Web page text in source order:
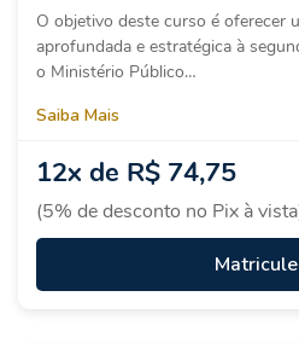
O objetivo deste curso é oferecer
aprofundada e estratégica à
o Ministério Público…
Saiba Mais
12x de R$ 74,75
(5% de desconto no Pix à